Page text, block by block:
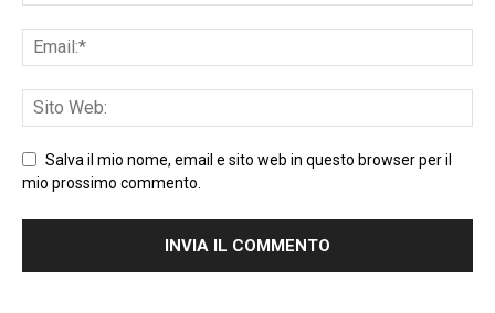
Salva il mio nome, email e sito web in questo browser per il
mio prossimo commento.